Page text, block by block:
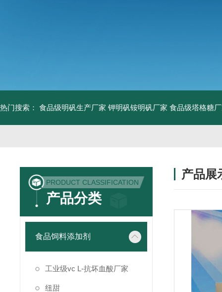
热门搜索： 食品级明矾生产厂家 钾明矾铵明矾厂家 食品级塔格糖
PRODUCT CLASSIFICATION
产品分类
食品饲料添加剂
工业级vc L-抗坏血酸厂家
纽甜
产品展